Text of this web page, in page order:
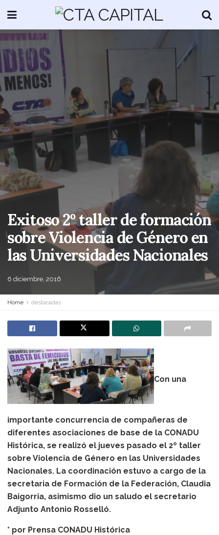
Exitoso 2º taller de formación
sobre Violencia de Género en
las Universidades Nacionales
6 diciembre, 2016
Home destacadas
Con una
importante concurrencia de compañeras de
diferentes asociaciones de base de la CONADU
Histórica, se realizó el jueves pasado el 2º taller
sobre Violencia de Género en las Universidades
Nacionales. La coordinación estuvo a cargo de la
secretaria de Formación de la Federación, Claudia
Baigorria, asimismo dio un saludo el secretario
Adjunto Antonio Rosselló.
* por Prensa CONADU Histórica